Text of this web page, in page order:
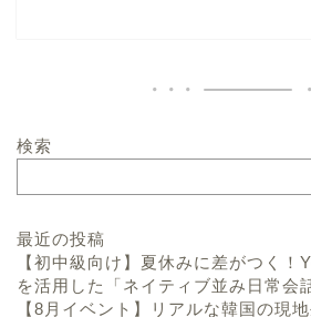
検索
最近の投稿
【初中級向け】夏休みに差がつく！
を活用した「ネイティブ並み日常会
【8月イベント】リアルな韓国の現